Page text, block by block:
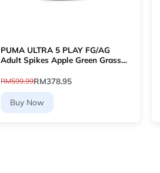
PUMA ULTRA 5 PLAY FG/AG
Adult Spikes Apple Green Grass
RM599.99RM378.95
Buy Now